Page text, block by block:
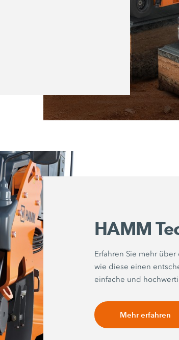
HAMM
Erfahren Sie mehr
wie diese einen
einfache und
Mehr erfahren